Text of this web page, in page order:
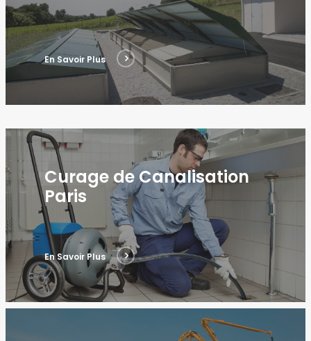
En Savoir Plus
Curage de Canalisation
Paris
En Savoir Plus